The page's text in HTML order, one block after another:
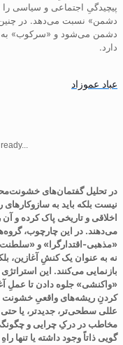
پیچیدگیِ اجتماعی و سیاسی را
دشمن» نسبت می‌دهد. در چنین
دشمن می‌شود و «سرکوب» به
دارد.
عباد عموزاد
در تحلیل گفتمان‌های
نیست بلکه باید به
اخلاقی و تاریخی پاک کرده و
می‌دهند. در این چارچوب،
«مذهبی-اقتدارگرا» و
نه به عنوان یک کنشِ آغازین،
بازنمایی می‌کنند. این
«واکنشی» جلوه دادن تا عملِ
کردنِ ریشه‌های واقعیِ خشونت
عللی سطحی‌تر، جدیدتر، یا حتی
مخاطب در درکِ چرایی و
گویی ذاتاً وجود داشته یا تنها